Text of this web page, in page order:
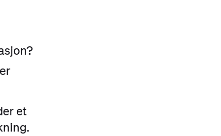
et